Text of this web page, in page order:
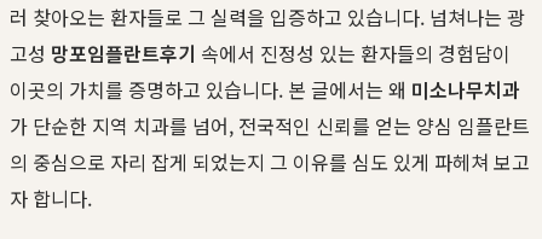
러 찾아오는 환자들로 그 실력을 입증하고 있습니다. 넘쳐나는 광
고성 망포임플란트후기 속에서 진정성 있는 환자들의 경험담이
이곳의 가치를 증명하고 있습니다. 본 글에서는 왜 미소나무치과
가 단순한 지역 치과를 넘어, 전국적인 신뢰를 얻는 양심 임플란트
의 중심으로 자리 잡게 되었는지 그 이유를 심도 있게 파헤쳐 보고
자 합니다.